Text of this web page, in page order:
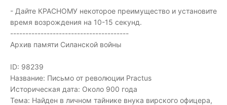
- Дайте КРАСНОМУ некоторое преимущество и установите
время возрождения на 10-15 секунд.
---------------------------------------
Архив памяти Силанской войны
ID: 98239
Название: Письмо от революции Practus
Историческая дата: Около 900 года
Тема: Найден в личном тайнике внука вирского офицера,